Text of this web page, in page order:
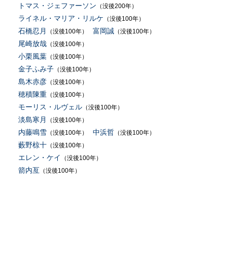
トマス・ジェファーソン （没後200年）
ライネル・マリア・リルケ （没後100年）
石橋忍月 （没後100年） 富岡誠 （没後100年）
尾崎放哉 （没後100年）
小栗風葉 （没後100年）
金子ふみ子 （没後100年）
島木赤彦 （没後100年）
穂積陳重 （没後100年）
モーリス・ルヴェル （没後100年）
淡島寒月 （没後100年）
内藤鳴雪 （没後100年） 中浜哲 （没後100年）
藪野椋十 （没後100年）
エレン・ケイ （没後100年）
箭内亙 （没後100年）